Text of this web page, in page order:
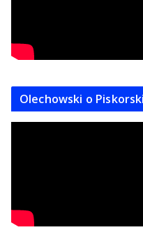
Olechowski o